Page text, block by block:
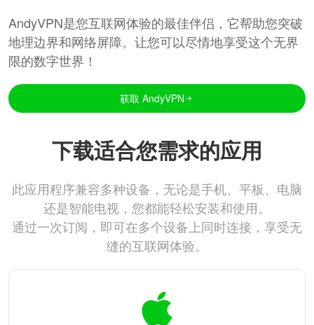
AndyVPN是您互联网体验的最佳伴侣，它帮助您突破
地理边界和网络屏障。让您可以尽情地享受这个无界
限的数字世界！
获取 AndyVPN
下载适合您需求的应用
此应用程序兼容多种设备，无论是手机、平板、电脑
还是智能电视，您都能轻松安装和使用。
通过一次订阅，即可在多个设备上同时连接，享受无
缝的互联网体验。